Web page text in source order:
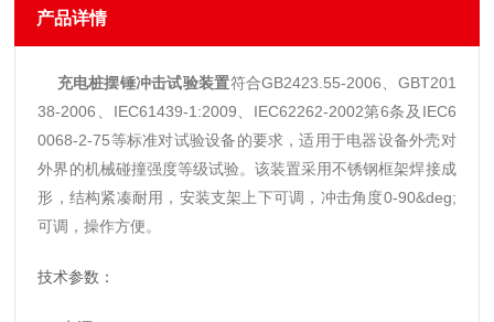
产品详情
充电桩摆锤冲击试验装置符合GB2423.55-2006、GBT201
38-2006、IEC61439-1:2009、IEC62262-2002第6条及IEC6
0068-2-75等标准对试验设备的要求，适用于电器设备外壳对
外界的机械碰撞强度等级试验。该装置采用不锈钢框架焊接成
形，结构紧凑耐用，安装支架上下可调，冲击角度0-90&deg;
可调，操作方便。
技术参数：